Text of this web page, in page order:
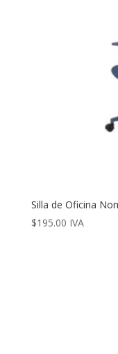
Silla de Oficina
$195.00 IVA